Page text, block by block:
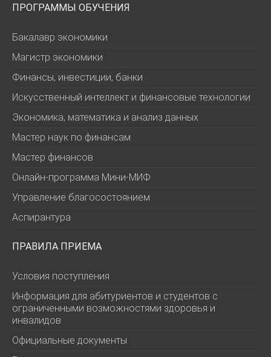
ПРОГРАММЫ ОБУЧЕНИЯ
Бакалавр экономики
Магистр экономики
Финансы, инвестиции, банки
Искусственный интеллект и финансовые технологии
Экономика, математика и анализ данных
Мастер наук по финансам
Мастер финансов
Онлайн-программа Мини-МИФ
Управление благосостоянием
Аспирантура
ПРАВИЛА ПРИЕМА
Условия поступления
Информация для абитуриентов и студентов с
ограниченными возможностями здоровья и
инвалидов
Официальные документы